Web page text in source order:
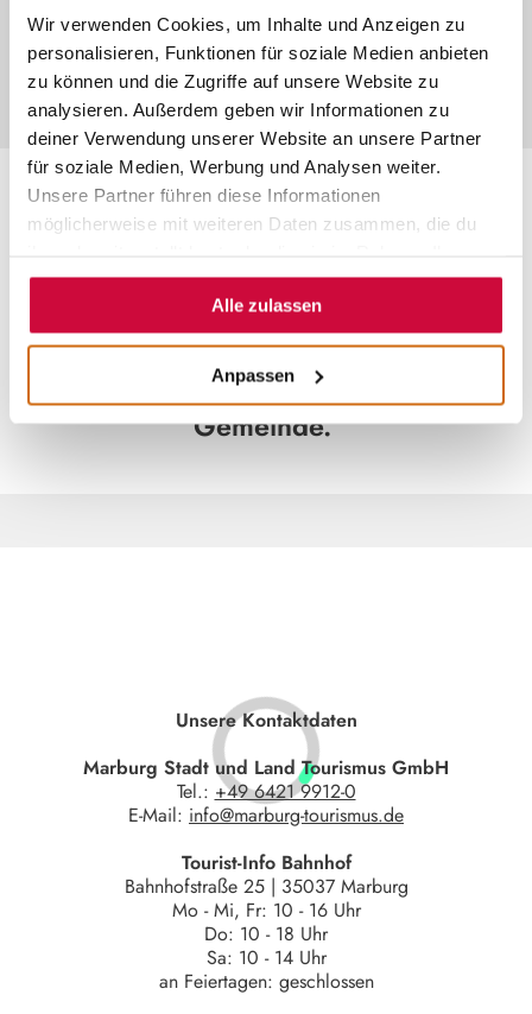
Wir verwenden Cookies, um Inhalte und Anzeigen zu
personalisieren, Funktionen für soziale Medien anbieten
zu können und die Zugriffe auf unsere Website zu
analysieren. Außerdem geben wir Informationen zu
deiner Verwendung unserer Website an unsere Partner
für soziale Medien, Werbung und Analysen weiter.
Unsere Partner führen diese Informationen
möglicherweise mit weiteren Daten zusammen, die du
Nutzung der Dienste gesammelt haben.
Alle zulassen
Anpassen
EIN MÄRCHENSCHLOSS
SEHENSWERTES IN EBSDORFERGRUND
Mischung aus Natur und Tradition. Gut
erhaltene Fachwerkhäuser und
historische Kirchen prägen diese
Gemeinde.
Unsere Kontaktdaten
Marburg Stadt und Land Tourismus GmbH
Tel.: +49 6421 9912-0
E-Mail: info@marburg-tourismus.de
Tourist-Info Bahnhof
Bahnhofstraße 25 | 35037 Marburg
Mo - Mi, Fr: 10 - 16 Uhr
Do: 10 - 18 Uhr
Sa: 10 - 14 Uhr
an Feiertagen: geschlossen